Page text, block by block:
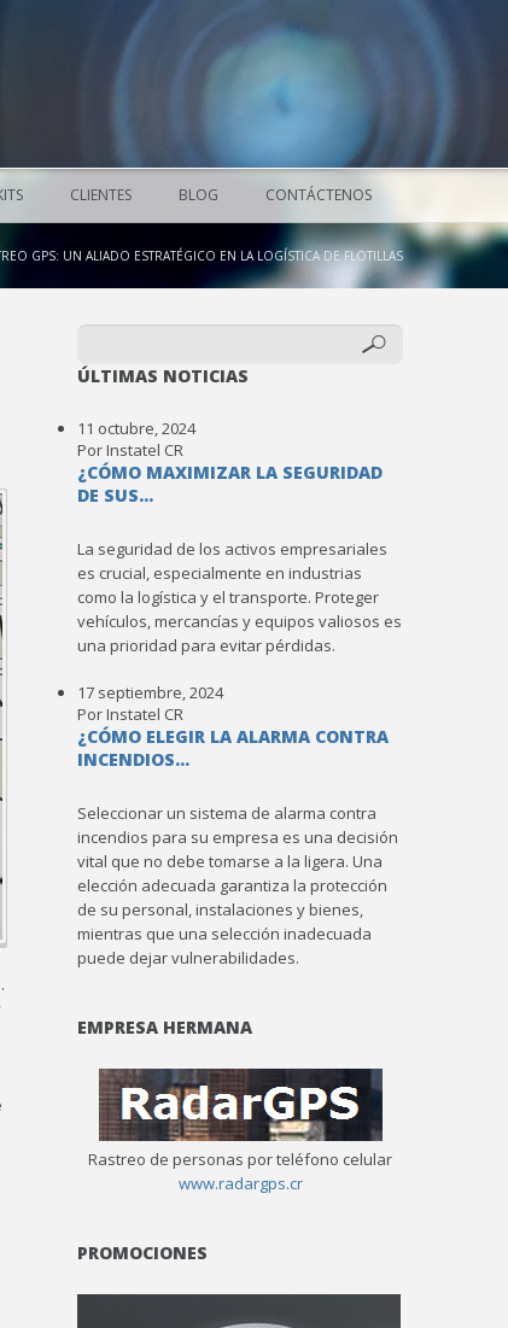
CLIENTES BLOG CONTÁCTENOS
GPS: UN ALIADO ESTRATÉGICO EN LA LOGÍSTICA DE FLOTILLAS
ÚLTIMAS NOTICIAS
11 octubre, 2024
Por Instatel CR
¿CÓMO MAXIMIZAR LA SEGURIDAD
DE SUS...
La seguridad de los activos empresariales
es crucial, especialmente en industrias
como la logística y el transporte. Proteger
vehículos, mercancías y equipos valiosos es
una prioridad para evitar pérdidas.
17 septiembre, 2024
Por Instatel CR
¿CÓMO ELEGIR LA ALARMA CONTRA
INCENDIOS...
Seleccionar un sistema de alarma contra
incendios para su empresa es una decisión
vital que no debe tomarse a la ligera. Una
elección adecuada garantiza la protección
de su personal, instalaciones y bienes,
mientras que una selección inadecuada
puede dejar vulnerabilidades.
EMPRESA HERMANA
Rastreo de personas por teléfono celular
www.radargps.cr
PROMOCIONES